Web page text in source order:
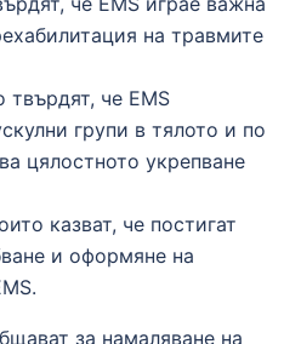
на травмите
че EMS
групи в тялото и по
цялостното укрепване
казват, че постигат
и оформяне на
за намаляване на